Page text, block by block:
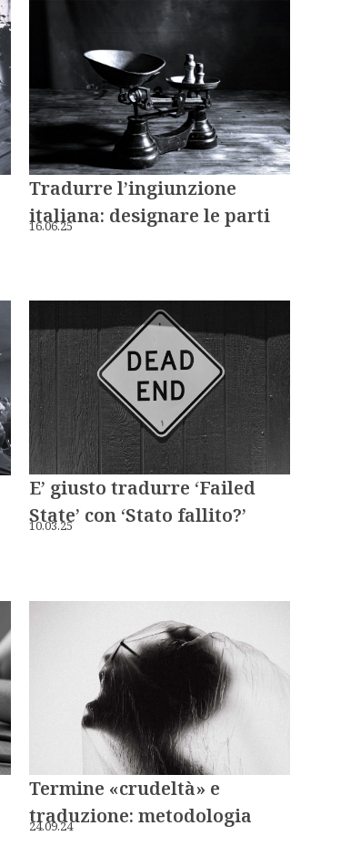
Tradurre l’ingiunzione
italiana: designare le parti
16.06.25
E’ giusto tradurre ‘Failed
State’ con ‘Stato fallito?’
10.03.25
Termine «crudeltà» e
traduzione: metodologia
24.09.24